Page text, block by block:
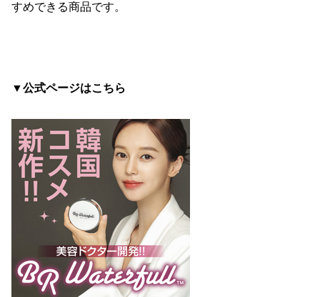
すめできる商品です。
▼公式ページはこちら